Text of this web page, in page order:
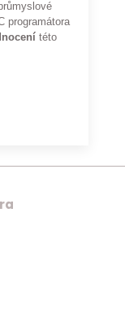
programátora
této